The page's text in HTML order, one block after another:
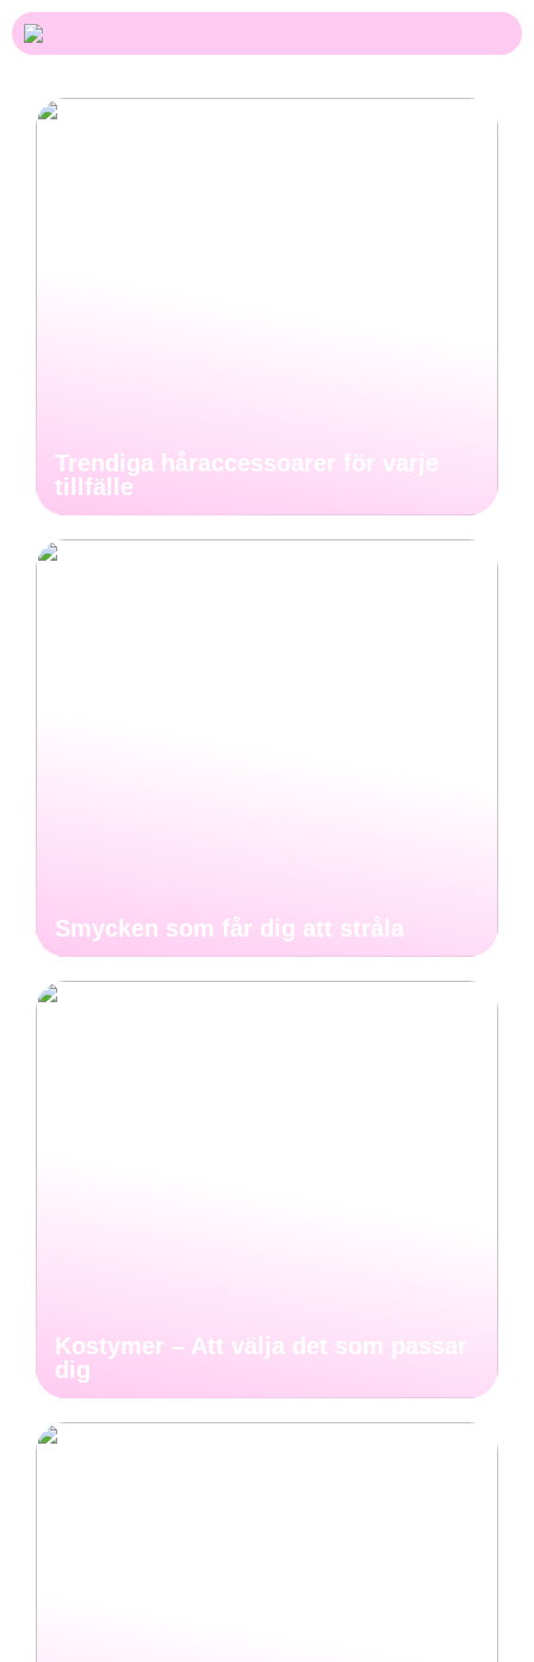
Trendiga håraccessoarer för varje
tillfälle
Smycken som får dig att stråla
Kostymer – Att välja det som passar
dig